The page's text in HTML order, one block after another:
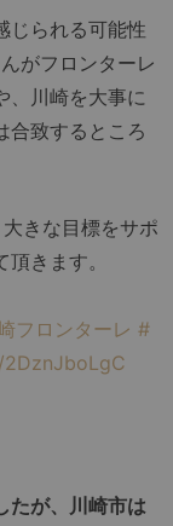
じられる可能性
がフロンターレ
、川崎を大事に
合致するところ
きな目標をサポ
きます。
フロンターレ #
が、川崎市は